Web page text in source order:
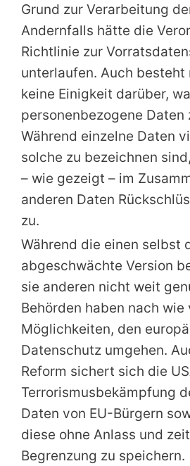
Grund zur Verarbeitung
Andernfalls hätte die
Richtlinie zur
unterlaufen. Auch besteht
keine Einigkeit darüber,
personenbezogene Daten
Während einzelne Daten
solche zu bezeichnen
– wie gezeigt – im
anderen Daten
zu.
Während die einen selbst
abgeschwächte Version
sie anderen nicht weit
Behörden haben nach wie
Möglichkeiten, den
Datenschutz umgehen.
Reform sichert sich die
Terrorismusbekämpfung
Daten von EU-Bürgern
diese ohne Anlass und
Begrenzung zu speichern.